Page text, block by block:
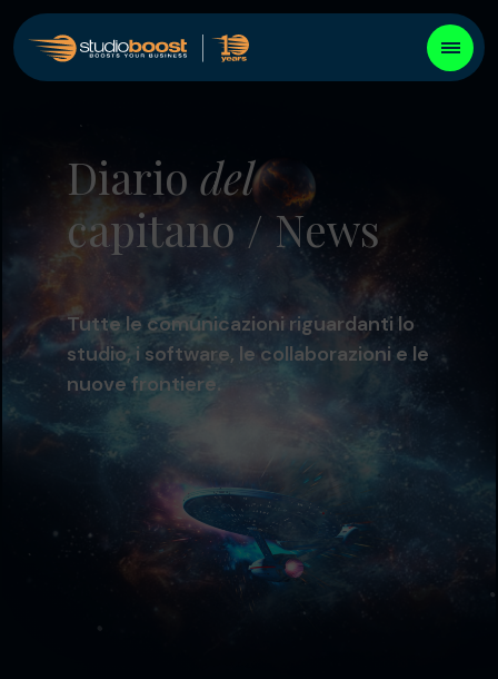
Diario del
capitano / News
Tutte le comunicazioni riguardanti lo
studio, i software, le collaborazioni e le
nuove frontiere.